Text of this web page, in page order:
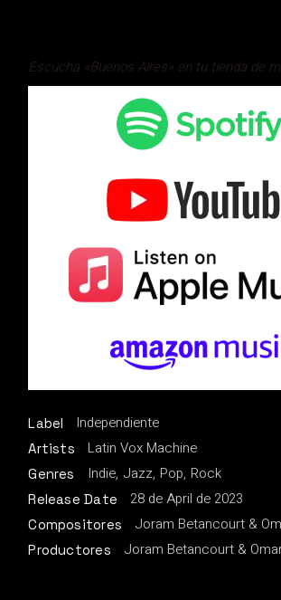
Escucha «Buenos Aires» en tu tienda de
Label Independiente
Artists Latin Vox Machine
Genres Indie Jazz Pop Rock
Release Date 28 de April de 2023
Compositores Joram Betancourt &
Productores Joram Betancourt &